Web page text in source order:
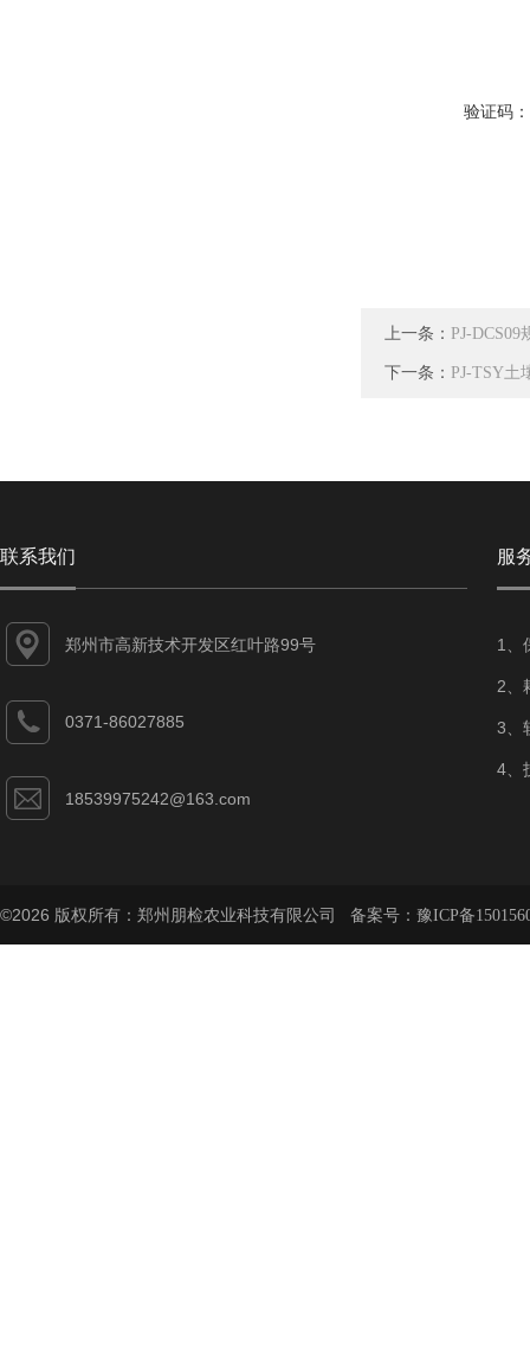
验证码：
上一条： PJ-
下一条： PJ-TSY土
联系我们
郑州市高新技术开发区红叶路99号
0371-86027885
18539975242@163.com
服
1、
2、
3、
4、
©2026 版权所有：郑州朋检农业科技有限公司 备案号： 豫ICP备